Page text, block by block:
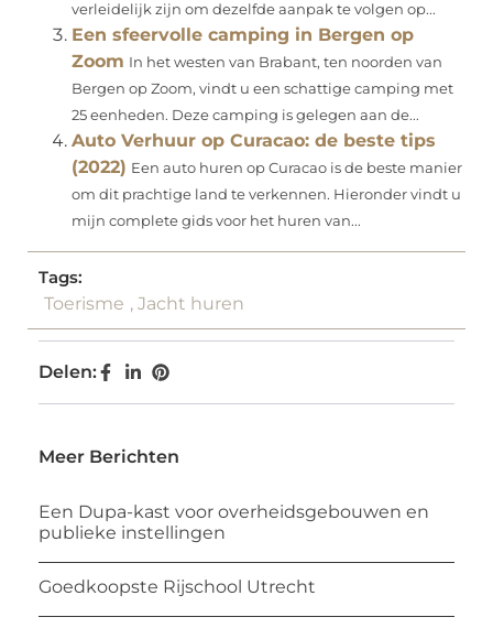
verleidelijk zijn om dezelfde aanpak te volgen op...
Een sfeervolle camping in Bergen op
Zoom In het westen van Brabant, ten noorden van
Bergen op Zoom, vindt u een schattige camping met
25 eenheden. Deze camping is gelegen aan de...
Auto Verhuur op Curacao: de beste tips
(2022) Een auto huren op Curacao is de beste manier
om dit prachtige land te verkennen. Hieronder vindt u
mijn complete gids voor het huren van...
Tags:
Toerisme , Jacht huren
Delen:
Meer Berichten
Een Dupa-kast voor overheidsgebouwen en
publieke instellingen
Goedkoopste Rijschool Utrecht